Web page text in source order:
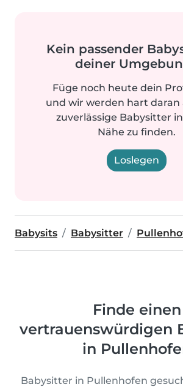
Kein passender
deiner
Füge noch heute dein
und wir werden hart daran
zuverlässige Babysitter
Nähe zu finden.
Loslegen
Babysits Babysitter
Finde einen
vertrauenswürdigen
in
Babysitter in Pullenhofen